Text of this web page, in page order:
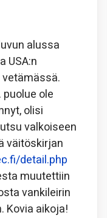
alussa
USA:n
puolue ole
olisi
valkoiseen
väitöskirjan
detail.php
muutettiin
vankileirin
Kovia aikoja!